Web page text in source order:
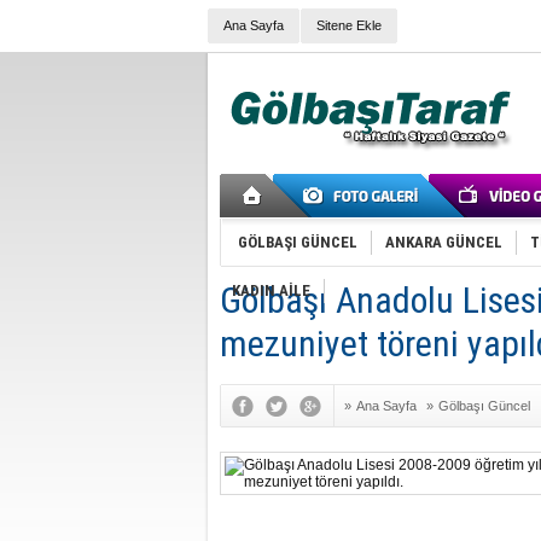
Ana Sayfa Sitene Ekle
GÖLBAŞI GÜNCEL ANKARA GÜNCEL
KADIN AİLE
Gölbaşı Anadolu
mezuniyet töreni
» Ana Sayfa » Gölbaşı Güncel